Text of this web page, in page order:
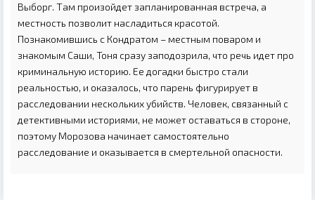
Выборг. Там произойдет запланированная встреча, а
местность позволит насладиться красотой.
Познакомившись с Кондратом – местным поваром и
знакомым Саши, Тоня сразу заподозрила, что речь идет про
криминальную историю. Ее догадки быстро стали
реальностью, и оказалось, что парень фигурирует в
расследовании нескольких убийств. Человек, связанный с
детективными историями, не может оставаться в стороне,
поэтому Морозова начинает самостоятельно
расследование и оказывается в смертельной опасности.